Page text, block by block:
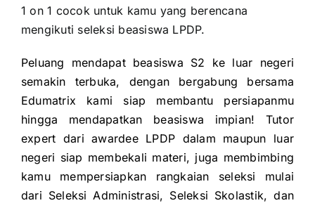
1 on 1 cocok untuk kamu yang berencana
mengikuti seleksi beasiswa LPDP.
Peluang mendapat beasiswa S2 ke luar negeri
semakin terbuka, dengan bergabung bersama
Edumatrix kami siap membantu persiapanmu
hingga mendapatkan beasiswa impian! Tutor
expert dari awardee LPDP dalam maupun luar
negeri siap membekali materi, juga membimbing
kamu mempersiapkan rangkaian seleksi mulai
dari Seleksi Administrasi, Seleksi Skolastik, dan